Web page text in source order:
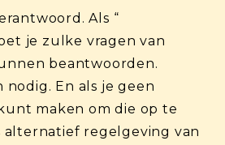
Als “
je zulke vragen van
beantwoorden.
nodig. En als je geen
maken om die op te
regelgeving van